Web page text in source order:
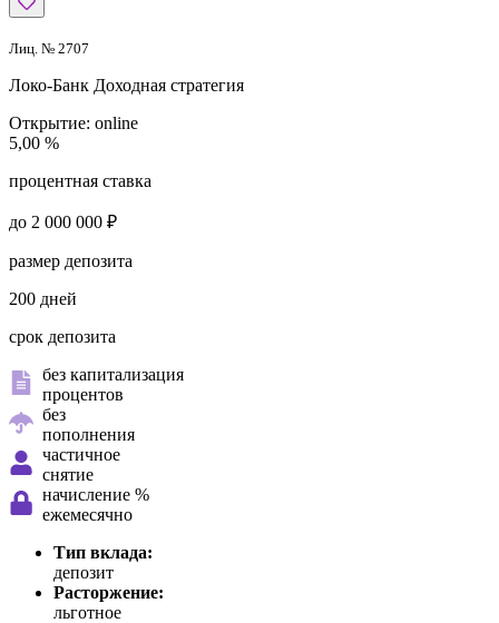
Лиц. № 2707
Локо-Банк Доходная стратегия
Открытие: online
5,00 %
процентная ставка
до 2 000 000 ₽
размер депозита
200 дней
срок депозита
без капитализация
процентов
без
пополнения
частичное
снятие
начисление %
ежемесячно
Тип вклада:
депозит
Расторжение:
льготное